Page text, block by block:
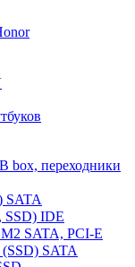
box, переходники
SATA
SSD) IDE
SATA, PCI-E
SATA